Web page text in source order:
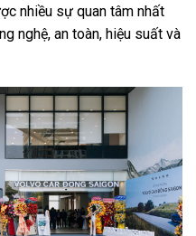
nhiều sự quan tâm nhất
nghệ, an toàn, hiệu suất và